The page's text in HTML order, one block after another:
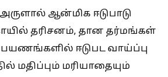
ஆன்மிக ஈடுபாடு
தரிசனம், தான தர்மங்கள்
ஈடுபட வாய்ப்பு
மதிப்பும் மரியாதையும்